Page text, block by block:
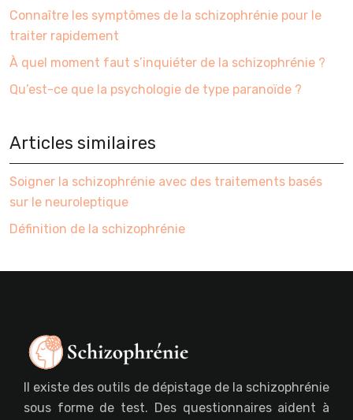
Connaître les symptômes de la schizophrénie pour le
traiter rapidement
À quel moment faut s’inquiéter de la schizophrénie ?
Qu’est-ce que la psychologie de type paranoïde ?
Articles similaires
Soigner la schizophrénie avec des traitements basés
sur le neuroleptique
Définition de la schizophrénie
Il existe des outils de dépistage de la schizophrénie
sous forme de test. Des questionnaires aident à